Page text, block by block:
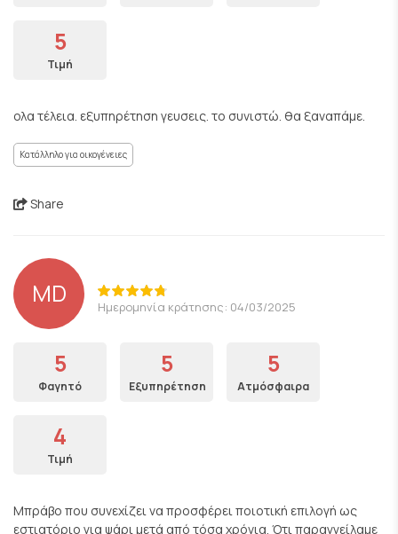
5
Τιμή
ολα τέλεια. εξυπηρέτηση γευσεις. το συνιστώ. θα ξαναπάμε.
Κατάλληλο για οικογένειες
Share
MD Ημερομηνία κράτησης: 04/03/2025
5
Φαγητό
5
Εξυπηρέτηση
5
Ατμόσφαιρα
4
Τιμή
Μπράβο που συνεχίζει να προσφέρει ποιοτική επιλογή ως
εστιατόριο για ψάρι μετά από τόσα χρόνια. Ότι παραγγείλαμε